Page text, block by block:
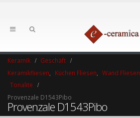
Keramik
Geschäft
Keramikfliesen
Küchen Fliesen Wand Fliesen
Tonalite
Provenzale D1543Pibo
Provenzale D1543Pibo